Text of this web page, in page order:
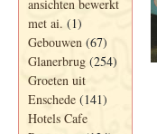
ansichten bewerkt
met ai. (1)
Gebouwen (67)
Glanerbrug (254)
Groeten uit
Enschede (141)
Hotels Cafe